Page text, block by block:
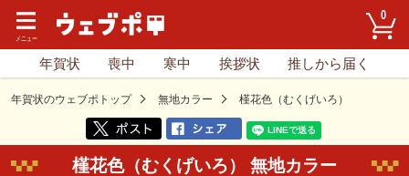
0
年賀状 喪中 寒中 挨拶状 推しから届く
年賀状のウェブポトップ 無地カラー 槿花色（むくげいろ）
槿花色（むくげいろ） 無地カラー